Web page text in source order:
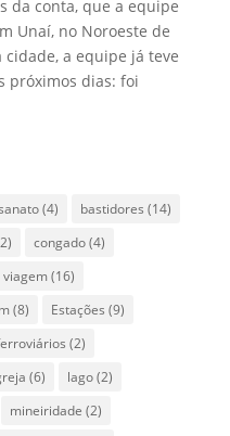
da conta, que a equipe
Unaí, no Noroeste de
a equipe já teve
próximos dias: foi
(4) bastidores (14)
congado(4)
(16)
(8) Estações (9)
(2)
(6) lago(2)
mineiridade (2)